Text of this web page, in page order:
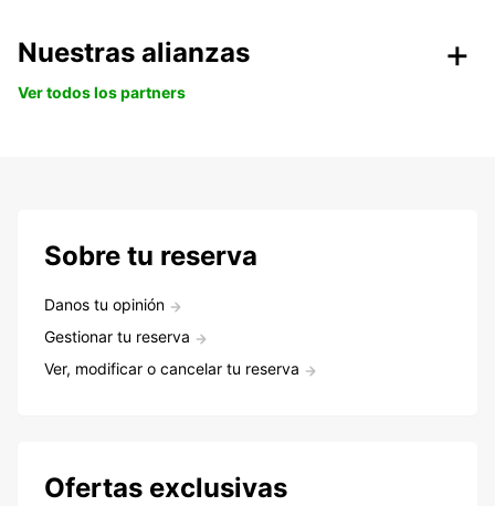
Nuestras alianzas
Ver todos los partners
Sobre tu reserva
Danos tu opinión
Gestionar tu reserva
Ver, modificar o cancelar tu reserva
Ofertas exclusivas